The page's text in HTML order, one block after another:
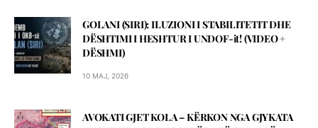
GOLANI (SIRI): ILUZIONI I STABILITETIT DHE
DËSHTIMI I HESHTUR I UNDOF-it! (VIDEO +
DЁSHMI)
10 MAJ, 2026
AVOKATI GJET KOLA – KЁRKON NGA GJYKATA